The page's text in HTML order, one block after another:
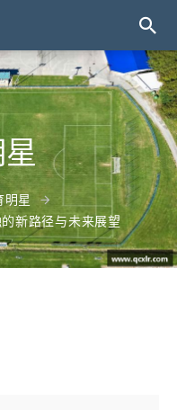
明星
新路径与未来展望